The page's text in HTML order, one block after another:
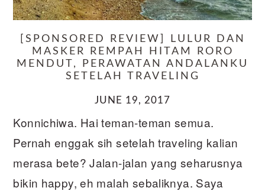
[SPONSORED REVIEW] LULUR DAN
MASKER REMPAH HITAM RORO
MENDUT, PERAWATAN ANDALANKU
SETELAH TRAVELING
JUNE 19, 2017
Konnichiwa. Hai teman-teman semua.
Pernah enggak sih setelah traveling kalian
merasa bete? Jalan-jalan yang seharusnya
bikin happy, eh malah sebaliknya. Saya